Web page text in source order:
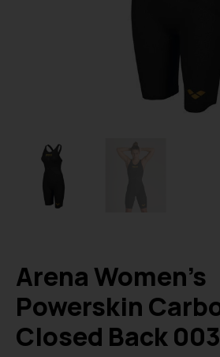
Arena Women’s
Powerskin
Closed Back